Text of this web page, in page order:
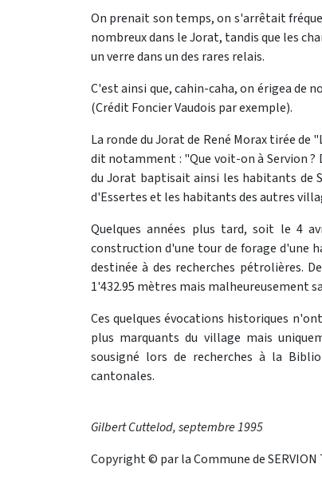
On prenait son temps, on s'arrêtait
nombreux dans le Jorat, tandis que les
un verre dans un des rares relais.
C'est ainsi que, cahin-caha, on érigea de
(Crédit Foncier Vaudois par exemple).
La ronde du Jorat de René Morax tirée de
dit notamment : "Que voit-on à Servion ?
du Jorat baptisait ainsi les habitants de
d'Essertes et les habitants des autres
Quelques années plus tard, soit le 4
construction d'une tour de forage d'une
destinée à des recherches pétrolières.
1'432.95 mètres mais malheureusement
Ces quelques évocations historiques
plus marquants du village mais
sousigné lors de recherches à la
cantonales.
Gilbert Cuttelod, septembre 1995
Copyright © par la Commune de SERVION